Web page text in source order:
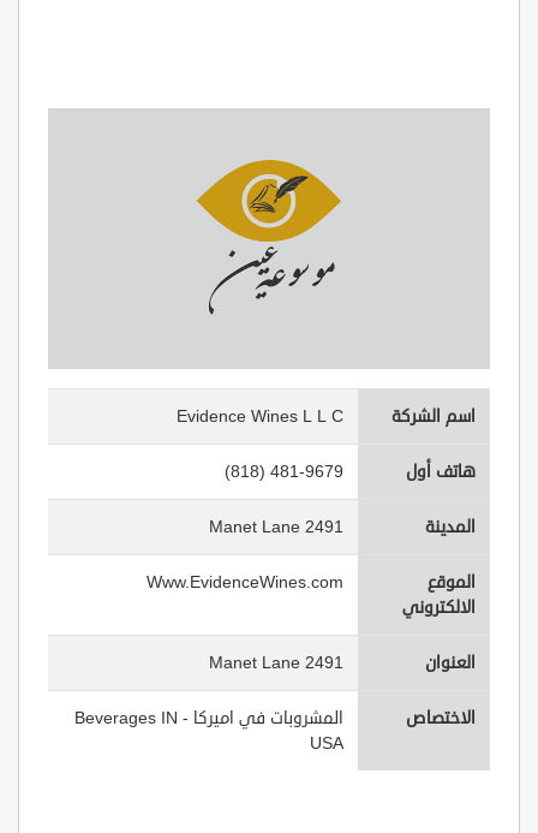
اسم الشركة Evidence Wines L L C
هاتف أول (818) 481-9679
المدينة 2491 Manet Lane
الموقع
الالكتروني
Www.EvidenceWines.com
العنوان 2491 Manet Lane
الاختصاص
المشروبات في اميركا - Beverages IN
USA